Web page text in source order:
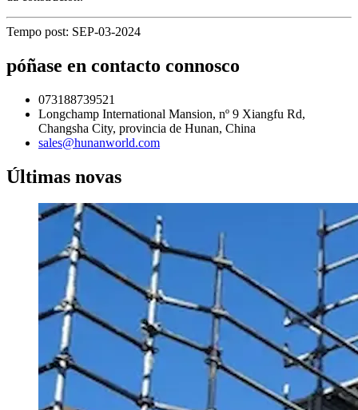
Tempo post: SEP-03-2024
póñase en contacto connosco
073188739521
Longchamp International Mansion, nº 9 Xiangfu Rd,
Changsha City, provincia de Hunan, China
sales@hunanworld.com
Últimas novas